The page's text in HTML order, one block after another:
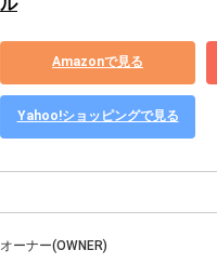
Amazonで見る
Yahoo!ショッピングで見る
オーナー(OWNER)